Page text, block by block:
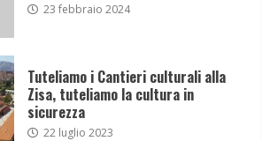
23 febbraio 2024
Tuteliamo i Cantieri culturali alla
Zisa, tuteliamo la cultura in
sicurezza
22 luglio 2023